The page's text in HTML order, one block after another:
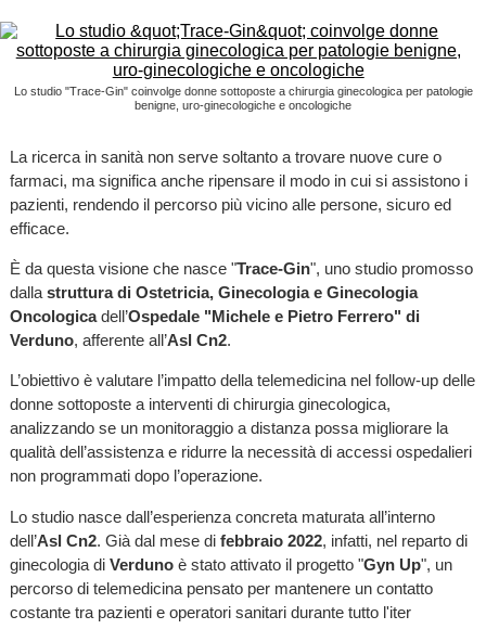
Lo studio "Trace-Gin" coinvolge donne sottoposte a chirurgia ginecologica per patologie
benigne, uro-ginecologiche e oncologiche
La ricerca in sanità non serve soltanto a trovare nuove cure o
farmaci, ma significa anche ripensare il modo in cui si assistono i
pazienti, rendendo il percorso più vicino alle persone, sicuro ed
efficace.
È da questa visione che nasce "Trace-Gin", uno studio promosso
dalla struttura di Ostetricia, Ginecologia e Ginecologia
Oncologicadell’Ospedale "Michele e Pietro Ferrero" di
Verduno, afferente all’Asl Cn2.
L’obiettivo è valutare l’impatto della telemedicina nel follow-up delle
donne sottoposte a interventi di chirurgia ginecologica,
analizzando se un monitoraggio a distanza possa migliorare la
qualità dell’assistenza e ridurre la necessità di accessi ospedalieri
non programmati dopo l’operazione.
Lo studio nasce dall’esperienza concreta maturata all’interno
dell’Asl Cn2. Già dal mese di febbraio 2022, infatti, nel reparto di
ginecologia di Verdunoè stato attivato il progetto "Gyn Up", un
percorso di telemedicina pensato per mantenere un contatto
costante tra pazienti e operatori sanitari durante tutto l'iter